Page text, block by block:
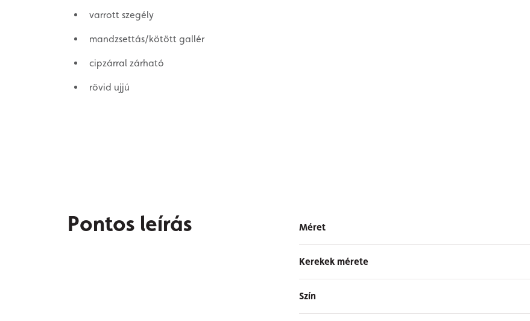
varrott szegély
mandzsettás/kötött gallér
cipzárral zárható
rövid ujjú
Pontos leírás Méret
Kerekek mérete
Szín